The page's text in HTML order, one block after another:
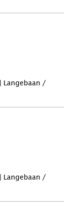
Langebaan /
Langebaan /